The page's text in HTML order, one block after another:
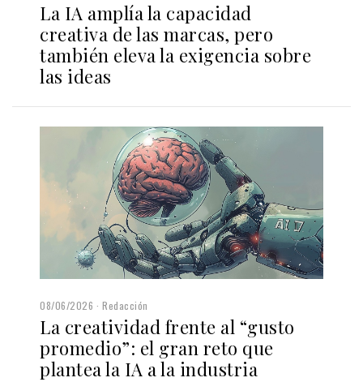
La IA amplía la capacidad
creativa de las marcas, pero
también eleva la exigencia sobre
las ideas
08/06/2026 Redacción
La creatividad frente al “gusto
promedio”: el gran reto que
plantea la IA a la industria